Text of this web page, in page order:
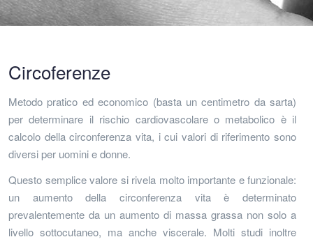
Circoferenze
Metodo pratico ed economico (basta un centimetro da sarta)
per determinare il rischio cardiovascolare o metabolico è il
calcolo della circonferenza vita, i cui valori di riferimento sono
diversi per uomini e donne.
Questo semplice valore si rivela molto importante e funzionale:
un aumento della circonferenza vita è determinato
prevalentemente da un aumento di massa grassa non solo a
livello sottocutaneo, ma anche viscerale. Molti studi inoltre